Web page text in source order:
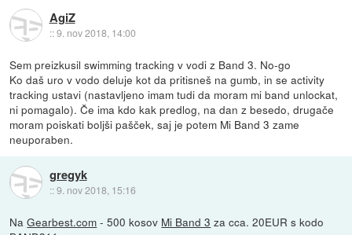
AgiZ
::9. nov 2018, 14:00
Sem preizkusil swimming tracking v vodi z Band 3. No-go
Ko daš uro v vodo deluje kot da pritisneš na gumb, in se activity
tracking ustavi (nastavljeno imam tudi da moram mi band unlockat,
ni pomagalo). Če ima kdo kak predlog, na dan z besedo, drugače
moram poiskati boljši pašček, saj je potem Mi Band 3 zame
neuporaben.
gregyk
::9. nov 2018, 15:16
NaGearbest.com - 500 kosov Mi Band 3 za cca. 20EUR s kodo